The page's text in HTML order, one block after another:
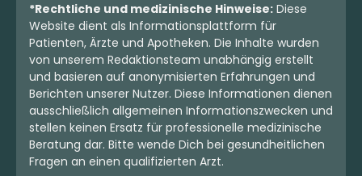
*Rechtliche und medizinische Hinweise: Diese
Website dient als Informationsplattform für
Patienten, Ärzte und Apotheken. Die Inhalte wurden
von unserem Redaktionsteam unabhängig erstellt
und basieren auf anonymisierten Erfahrungen und
Berichten unserer Nutzer. Diese Informationen dienen
ausschließlich allgemeinen Informationszwecken und
stellen keinen Ersatz für professionelle medizinische
Beratung dar. Bitte wende Dich bei gesundheitlichen
Fragen an einen qualifizierten Arzt.